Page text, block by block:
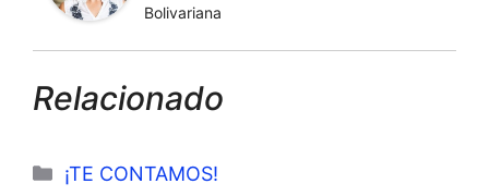
Bolivariana
Relacionado
Categorías
¡TE CONTAMOS!